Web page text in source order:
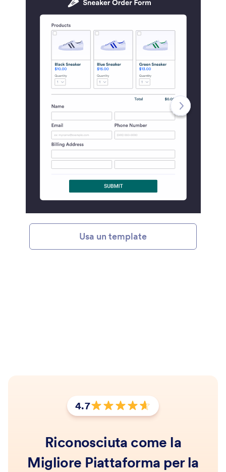
Usa un template
4.7
Valutazione: 4,7 stelle su 5
Riconosciuta come la
Migliore Piattaforma per la